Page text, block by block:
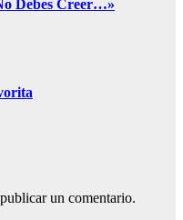
Debes Creer…»
un comentario.